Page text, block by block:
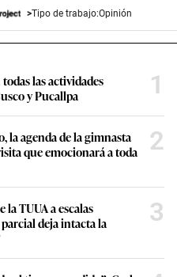
Tipo de trabajo:Opinión
las actividades
y Pucallpa
1
la agenda de la gimnasta
que emocionará a toda
2
TUUA a escalas
deja intacta la
3